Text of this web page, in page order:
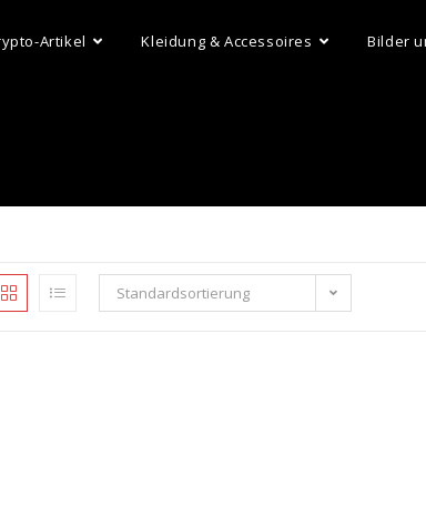
Artikel Kleidung & Accessoires Bilder
Standardsortierung